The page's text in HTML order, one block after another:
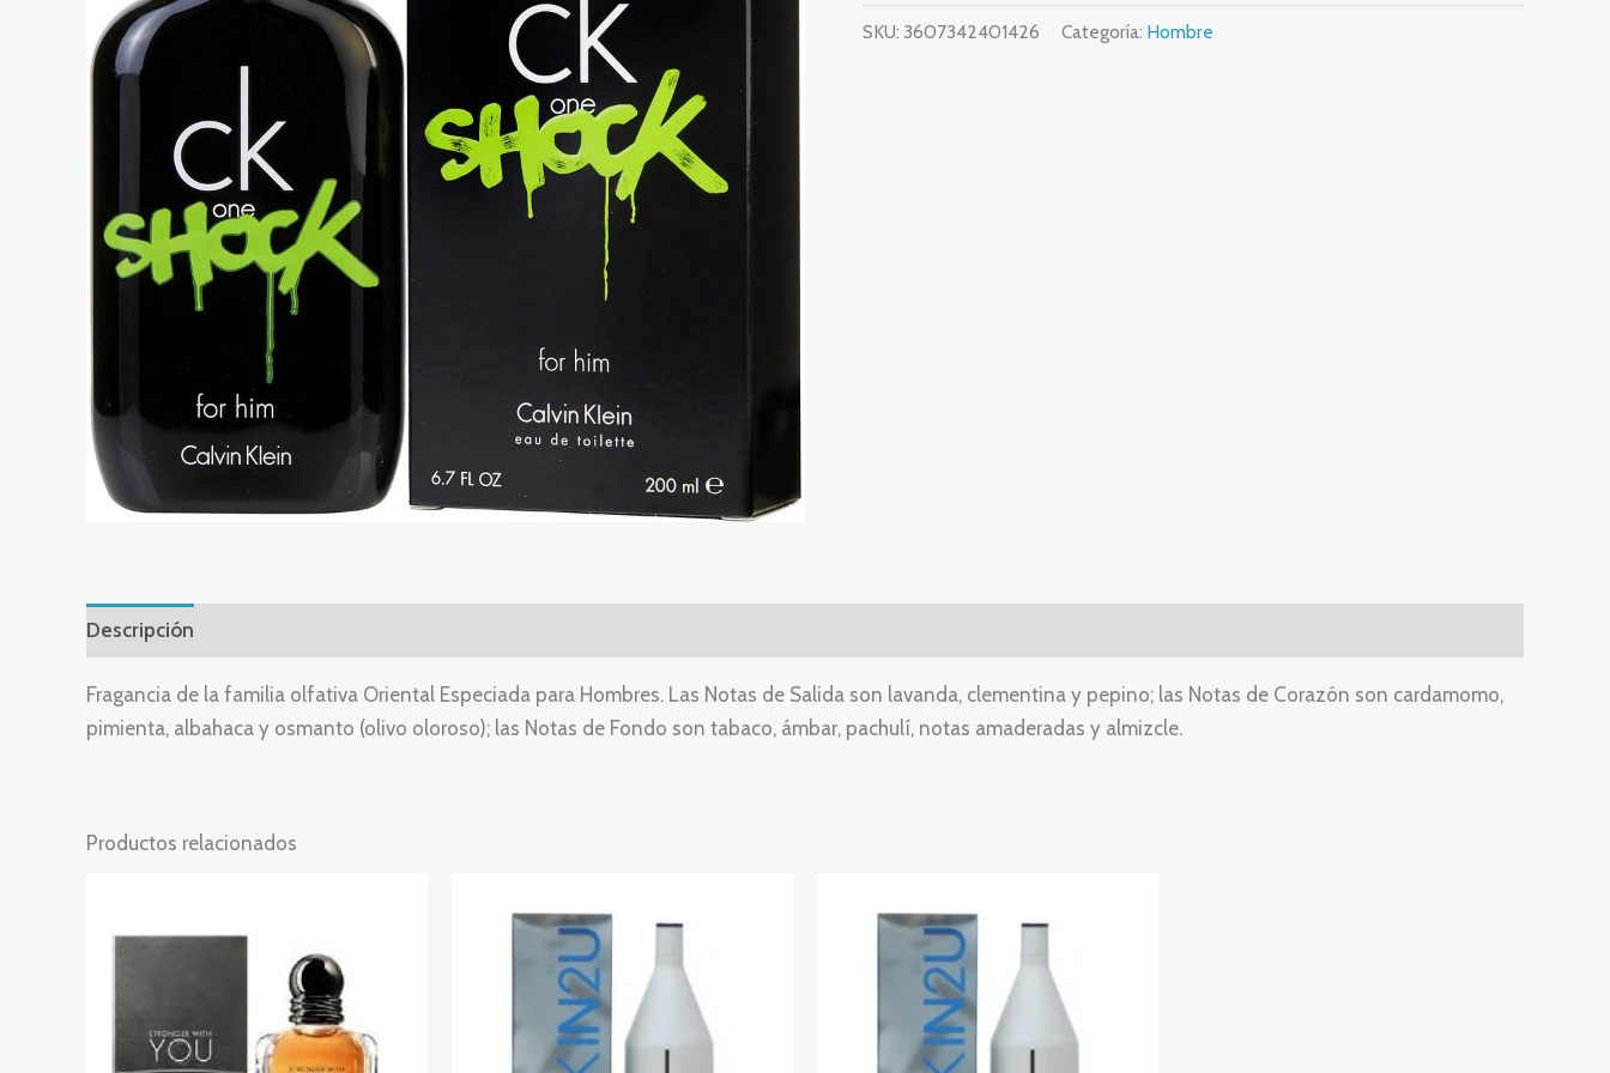
SKU: 3607342401426 Categoría: Hombre
Descripción
Fragancia de la familia olfativa Oriental Especiada para Hombres. Las Notas de Salida son lavanda, clementina y pepino; las Notas de Corazón son cardamomo,
pimienta, albahaca y osmanto (olivo oloroso); las Notas de Fondo son tabaco, ámbar, pachulí, notas amaderadas y almizcle.
Productos relacionados